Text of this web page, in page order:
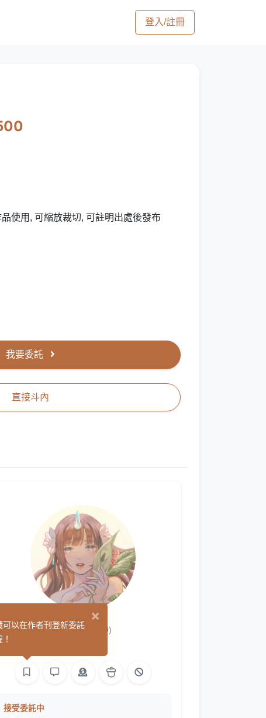
登入/註冊
使用, 可縮放裁切, 可註明出處後發布
我要委託
直接斗內
涼酒 (0)
接受委託中
×
可以在作者刊登新委託